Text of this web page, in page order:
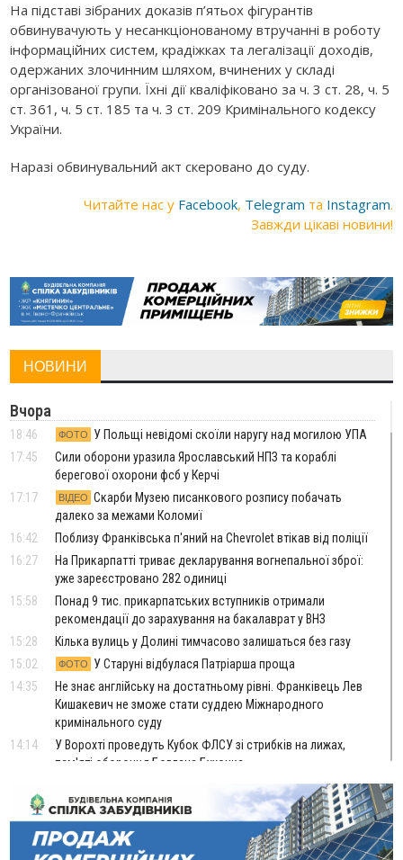
На підставі зібраних доказів п’ятьох фігурантів
обвинувачують у несанкціонованому втручанні в роботу
інформаційних систем, крадіжках та легалізації доходів,
одержаних злочинним шляхом, вчинених у складі
організованої групи. Їхні дії кваліфіковано за ч. 3 ст. 28, ч. 5
ст. 361, ч. 5 ст. 185 та ч. 3 ст. 209 Кримінального кодексу
України.
Наразі обвинувальний акт скеровано до суду.
Читайте нас у Facebook, Telegram та Instagram.
Завжди цікаві новини!
НОВИНИ
Вчора
18:46 ФОТО
У Польщі невідомі скоїли наругу над могилою УПА
17:45
Сили оборони уразила Ярославський НПЗ та кораблі
берегової охорони фсб у Керчі
17:17
ВІДЕО Скарби Музею писанкового розпису побачать
далеко за межами Коломиї
16:42
Поблизу Франківська п'яний на Chevrolet втікав від поліції
16:27
На Прикарпатті триває декларування вогнепальної зброї:
уже зареєстровано 282 одиниці
15:58
Понад 9 тис. прикарпатських вступників отримали
рекомендації до зарахування на бакалаврат у ВНЗ
15:28
Кілька вулиць у Долині тимчасово залишаться без газу
15:02
ФОТО
У Старуні відбулася Патріарша проща
14:35
Не знає англійську на достатньому рівні. Франківець Лев
Кишакевич не зможе стати суддею Міжнародного
кримінального суду
14:14
У Ворохті проведуть Кубок ФЛСУ зі стрибків на лижах,
пам'яті оборонця Богдана Бухонка
На Калущині розшукали чоловіка, який три дні
блукав у лісі
13:14
Боднар розповів про реакцію влади Польщі на атаки на
українців та про зміни після 23 серпня